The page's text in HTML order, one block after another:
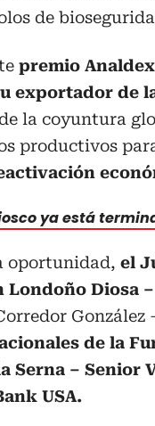
de
premio
exportador de
la coyuntura
productivos
ya está
oportunidad, el
Londoño Diosa
González
de la
Serna – Senior
USA.